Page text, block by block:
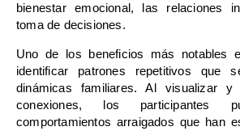
bienestar emocional, las relaciones
toma de decisiones.
Uno de los beneficios más notables
identificar patrones repetitivos que
dinámicas familiares. Al visualizar y
conexiones, los participantes
comportamientos arraigados que han